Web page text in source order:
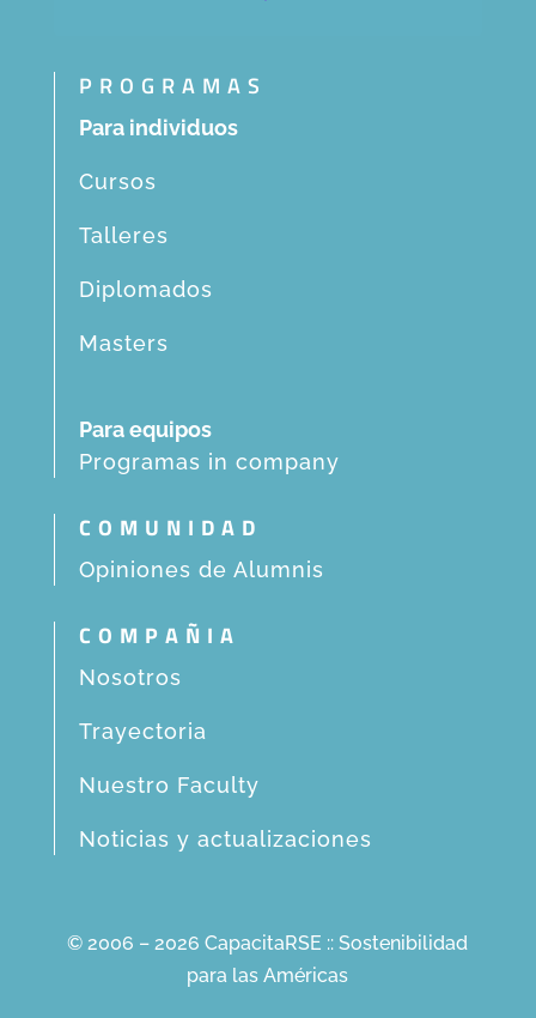
PROGRAMAS
Para individuos
Cursos
Talleres
Diplomados
Masters
Para equipos
Programas in company
COMUNIDAD
Opiniones de Alumnis
COMPAÑIA
Nosotros
Trayectoria
Nuestro Faculty
Noticias y actualizaciones
© 2006 – 2026 CapacitaRSE :: Sostenibilidad
para las Américas